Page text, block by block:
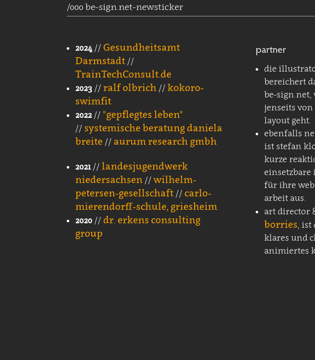
/000 be-sign.net-newsticker
2024 // Gesundheitsamt
Darmstadt //
TrainTechConsult.de
2023 //ralf olbrich //kokoro-
swimfit
2022 // "gepflegtes leben"
// systemische beratung daniela
breite // aurum research gmbh
2021//landesjugendwerk
niedersachsen //wilhelm-
petersen-gesellschaft // carlo-
mierendorff-schule, griesheim
2020 // dr. erkens consulting
group
partner
die
bereichert
be-sign.net,
jenseits
layout geht.
ebenfalls
ist stefan
kurze
für ihre
arbeit aus.
art director
borries ,
klares und
animiertes